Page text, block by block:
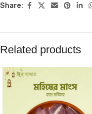
Share:
Related products